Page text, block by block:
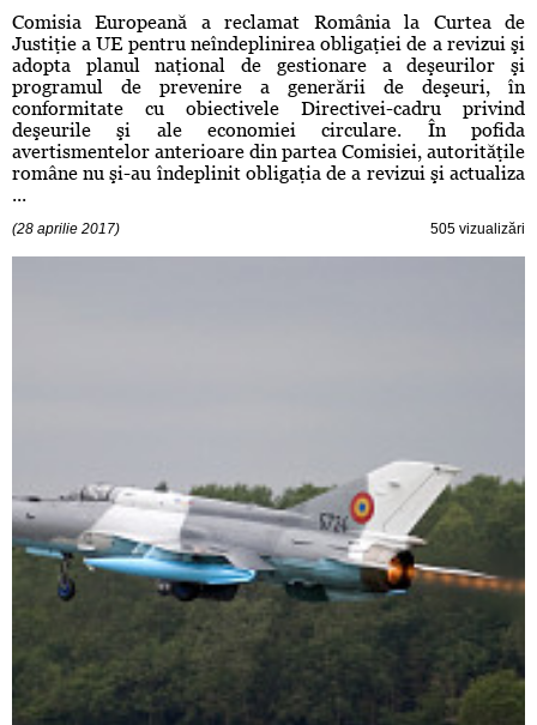
Comisia Europeană a reclamat România la Curtea de
Justiţie a UE pentru neîndeplinirea obligaţiei de a revizui şi
adopta planul naţional de gestionare a deşeurilor şi
programul de prevenire a generării de deşeuri, în
conformitate cu obiectivele Directivei-cadru privind
deşeurile şi ale economiei circulare. În pofida
avertismentelor anterioare din partea Comisiei, autorităţile
române nu şi-au îndeplinit obligaţia de a revizui şi actualiza
...
(28 aprilie 2017) 505 vizualizări